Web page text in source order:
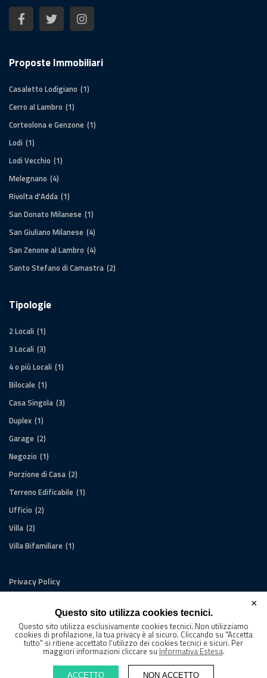
Proposte Immobiliari
Casaletto Lodigiano (1)
Cerro al Lambro (1)
Corteolona e Genzone (1)
Lodi (1)
Lodi Vecchio (1)
Melegnano (4)
Rivolta d'Adda (1)
San Donato Milanese (1)
San Giuliano Milanese (4)
San Zenone al Lambro (4)
Santo Stefano di Camastra (2)
Tipologie
2 Locali (1)
3 Locali (3)
4 o più Locali (1)
Bilocale (1)
Casa Singola (3)
Duplex (1)
Garage (2)
Negozio (1)
Porzione di Casa (2)
Terreno Edificabile (1)
Ufficio (2)
Villa (2)
Villa Bifamiliare (1)
Privacy Policy
Cookies Policy
RealEstate.80 | Broadweb.80 | WebKey.80
© Copyright CasaIdea Studio - P.Iva 07365430961 - Riproduzione
×
Questo sito utilizza cookies tecnici.
Questo sito utilizza esclusivamente cookies tecnici. Non utilizziamo
cookies di profilazione, la tua privacy è al sicuro. Cliccando su "Accetta
tutto" si ritiene accettato l’utilizzo dei cookies tecnici e sicuri. Per
maggiori informazioni cliccare su Informativa Estesa.
ACCETTO NON ACCETTO